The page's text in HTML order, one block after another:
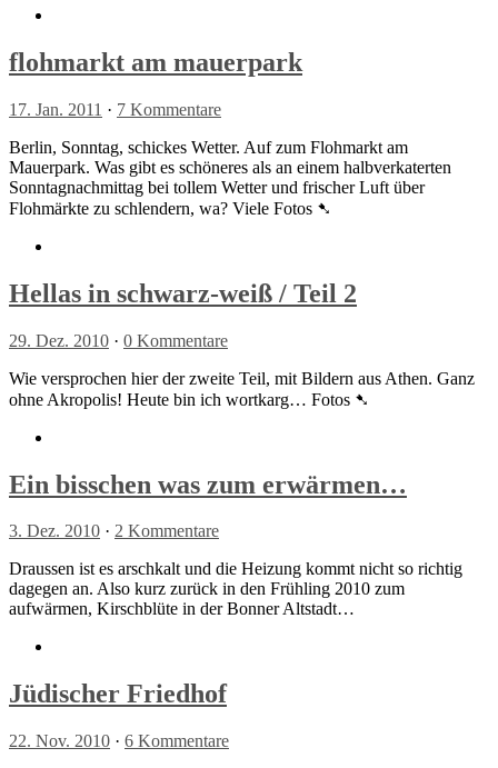
flohmarkt am mauerpark
17. Jan. 2011 · 7 Kommentare
Berlin, Sonntag, schickes Wetter. Auf zum Flohmarkt am
Mauerpark. Was gibt es schöneres als an einem halbverkaterten
Sonntagnachmittag bei tollem Wetter und frischer Luft über
Flohmärkte zu schlendern, wa? Viele Fotos ➷
Hellas in schwarz-weiß / Teil 2
29. Dez. 2010 · 0 Kommentare
Wie versprochen hier der zweite Teil, mit Bildern aus Athen. Ganz
ohne Akropolis! Heute bin ich wortkarg… Fotos ➷
Ein bisschen was zum erwärmen…
3. Dez. 2010 · 2 Kommentare
Draussen ist es arschkalt und die Heizung kommt nicht so richtig
dagegen an. Also kurz zurück in den Frühling 2010 zum
aufwärmen, Kirschblüte in der Bonner Altstadt…
Jüdischer Friedhof
22. Nov. 2010 · 6 Kommentare